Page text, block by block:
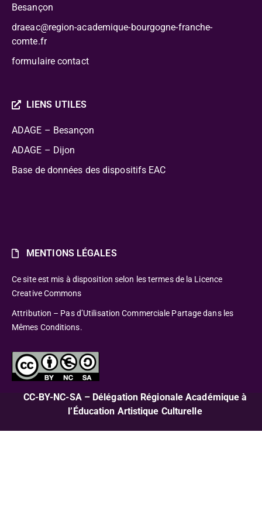
Besançon
draeac@region-academique-bourgogne-franche-
comte.fr
formulaire contact
LIENS UTILES
ADAGE – Besançon
ADAGE – Dijon
Base de données des dispositifs EAC
MENTIONS LÉGALES
Ce site est mis à disposition selon les termes de la Licence
Creative Commons
Attribution – Pas d’Utilisation Commerciale Partage dans les
Mêmes Conditions.
CC-BY-NC-SA – Délégation Régionale Académique à
l’Éducation Artistique Culturelle